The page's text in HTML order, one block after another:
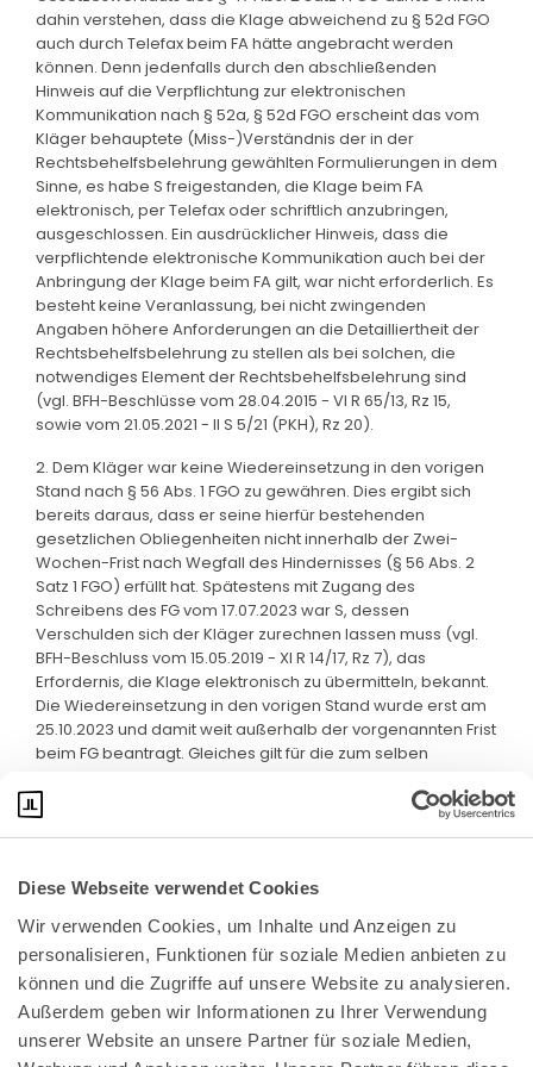
Diese Webseite verwendet Cookies
Wir verwenden Cookies, um Inhalte und Anzeigen zu
personalisieren, Funktionen für soziale Medien anbieten zu
können und die Zugriffe auf unsere Website zu analysieren.
Außerdem geben wir Informationen zu Ihrer Verwendung
unserer Website an unsere Partner für soziale Medien,
dahin verstehen, dass die Klage abweichend zu § 52d FGO
auch durch Telefax beim FA hätte angebracht werden
können. Denn jedenfalls durch den abschließenden
Hinweis auf die Verpflichtung zur elektronischen
Kommunikation nach § 52a, § 52d FGO erscheint das vom
Kläger behauptete (Miss-)Verständnis der in der
Rechtsbehelfsbelehrung gewählten Formulierungen in dem
Sinne, es habe S freigestanden, die Klage beim FA
elektronisch, per Telefax oder schriftlich anzubringen,
ausgeschlossen. Ein ausdrücklicher Hinweis, dass die
verpflichtende elektronische Kommunikation auch bei der
Anbringung der Klage beim FA gilt, war nicht erforderlich. Es
besteht keine Veranlassung, bei nicht zwingenden
Angaben höhere Anforderungen an die Detailliertheit der
Rechtsbehelfsbelehrung zu stellen als bei solchen, die
notwendiges Element der Rechtsbehelfsbelehrung sind
(vgl. BFH-Beschlüsse vom 28.04.2015 - VI R 65/13, Rz 15,
sowie vom 21.05.2021 - II S 5/21 (PKH), Rz 20).
2. Dem Kläger war keine Wiedereinsetzung in den vorigen
Stand nach § 56 Abs. 1 FGO zu gewähren. Dies ergibt sich
bereits daraus, dass er seine hierfür bestehenden
gesetzlichen Obliegenheiten nicht innerhalb der Zwei-
Wochen-Frist nach Wegfall des Hindernisses (§ 56 Abs. 2
Satz 1 FGO) erfüllt hat. Spätestens mit Zugang des
Schreibens des FG vom 17.07.2023 war S, dessen
Verschulden sich der Kläger zurechnen lassen muss (vgl.
BFH-Beschluss vom 15.05.2019 - XI R 14/17, Rz 7), das
Erfordernis, die Klage elektronisch zu übermitteln, bekannt.
Die Wiedereinsetzung in den vorigen Stand wurde erst am
25.10.2023 und damit weit außerhalb der vorgenannten Frist
beim FG beantragt. Gleiches gilt für die zum selben
Bundeskanzlerplatz 2